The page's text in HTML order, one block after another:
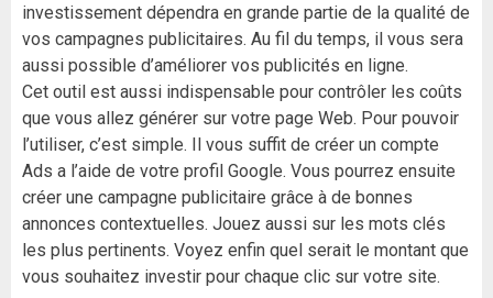
investissement dépendra en grande partie de la qualité de
vos campagnes publicitaires. Au fil du temps, il vous sera
aussi possible d’améliorer vos publicités en ligne.
Cet outil est aussi indispensable pour contrôler les coûts
que vous allez générer sur votre page Web. Pour pouvoir
l’utiliser, c’est simple. Il vous suffit de créer un compte
Ads a l’aide de votre profil Google. Vous pourrez ensuite
créer une campagne publicitaire grâce à de bonnes
annonces contextuelles. Jouez aussi sur les mots clés
les plus pertinents. Voyez enfin quel serait le montant que
vous souhaitez investir pour chaque clic sur votre site.